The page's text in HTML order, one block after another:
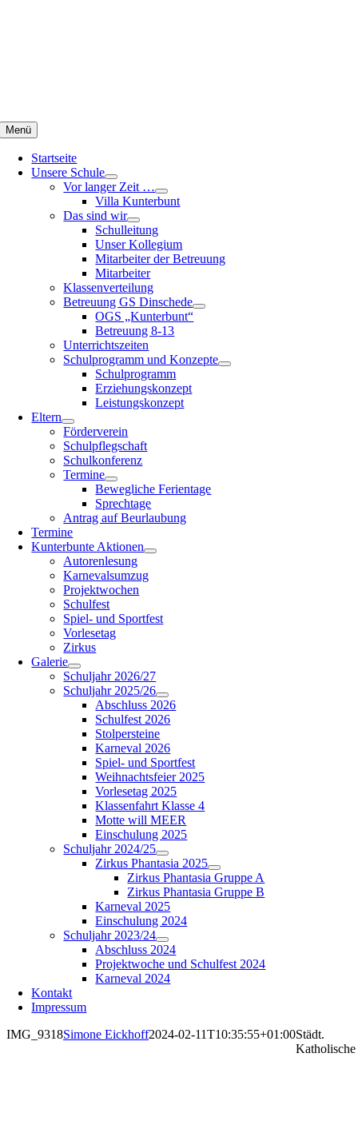
Menü
Startseite
Unsere Schule
Vor langer Zeit …
Villa Kunterbunt
Das sind wir
Schulleitung
Unser Kollegium
Mitarbeiter der Betreuung
Mitarbeiter
Klassenverteilung
Betreuung GS Dinschede
OGS „Kunterbunt“
Betreuung 8-13
Unterrichtszeiten
Schulprogramm und Konzepte
Schulprogramm
Erziehungskonzept
Leistungskonzept
Eltern
Förderverein
Schulpflegschaft
Schulkonferenz
Termine
Bewegliche Ferientage
Sprechtage
Antrag auf Beurlaubung
Termine
Kunterbunte Aktionen
Autorenlesung
Karnevalsumzug
Projektwochen
Schulfest
Spiel- und Sportfest
Vorlesetag
Zirkus
Galerie
Schuljahr 2026/27
Schuljahr 2025/26
Abschluss 2026
Schulfest 2026
Stolpersteine
Karneval 2026
Spiel- und Sportfest
Weihnachtsfeier 2025
Vorlesetag 2025
Klassenfahrt Klasse 4
Motte will MEER
Einschulung 2025
Schuljahr 2024/25
Zirkus Phantasia 2025
Zirkus Phantasia Gruppe A
Zirkus Phantasia Gruppe B
Karneval 2025
Einschulung 2024
Schuljahr 2023/24
Abschluss 2024
Projektwoche und Schulfest 2024
Karneval 2024
Kontakt
Impressum
IMG_9318Simone Eickhoff2024-02-11T10:35:55+01:00Städt.
Katholische